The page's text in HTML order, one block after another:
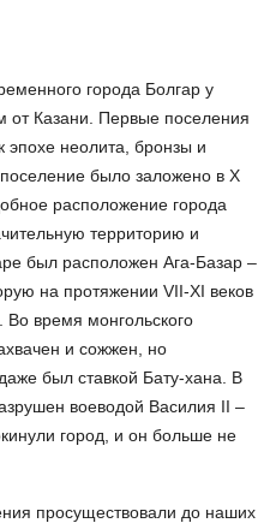
города Болгар у
от Казани. Первые поселения
эпохе неолита, бронзы и
было заложено в Х
расположение города
территорию и
был расположен Ага-Базар –
на протяжении VII-XI веков
Во время монгольского
и сожжен, но
был ставкой Бату-хана. В
воеводой Василия II –
город, и он больше не
просуществовали до наших